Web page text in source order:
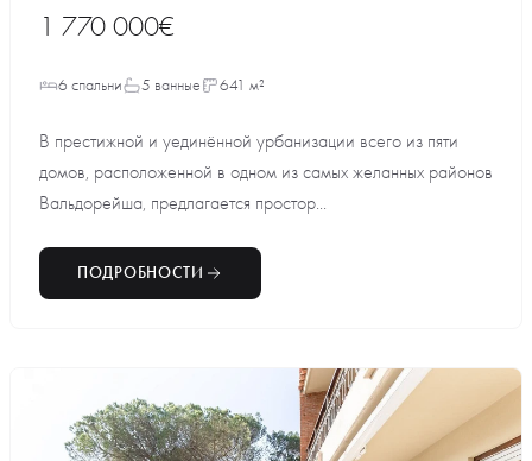
1 770 000€
6 спальни 5 ванные 641 м²
В престижной и уединённой урбанизации всего из пяти
домов, расположенной в одном из самых желанных районов
Вальдорейша, предлагается простор...
ПОДРОБНОСТИ